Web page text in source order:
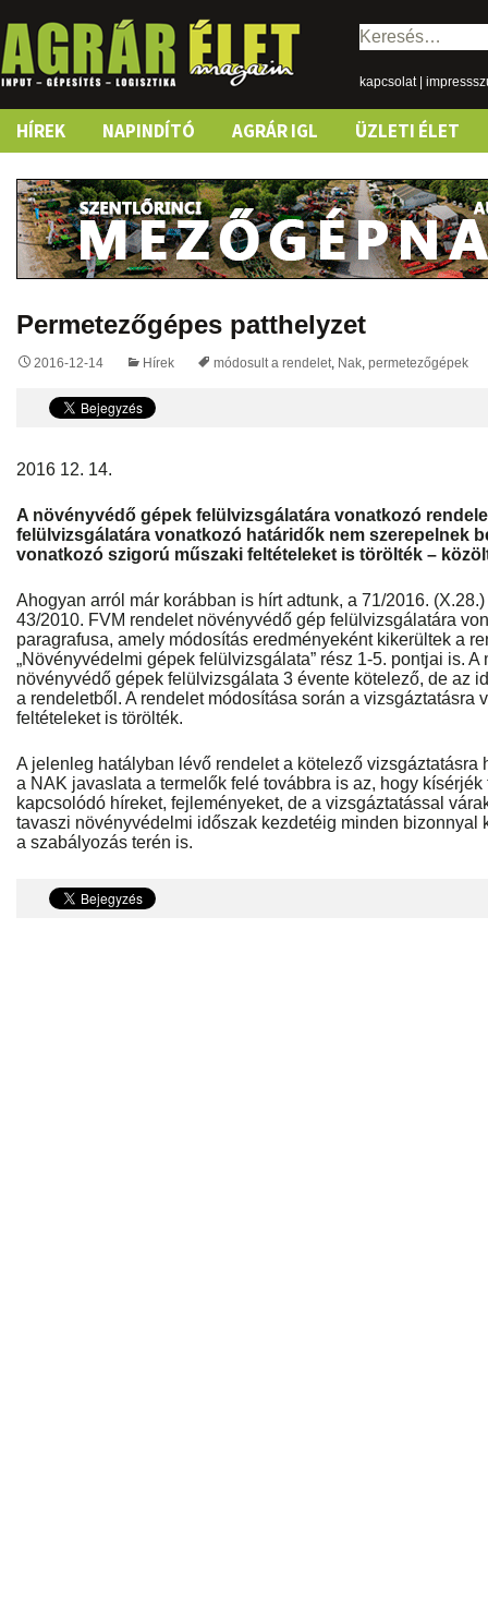
Keresés:
kapcsolat|
Skip
content
HÍREK NAPINDÍTÓ AGRÁR IGL ÜZLETI ÉLET
Permetezőgépes patthelyzet
2016-12-14 Hírek módosult a rendelet, Nak, permetezőgépek
2016 12. 14.
A növényvédő gépek felülvizsgálatára vonatkozó
felülvizsgálatára vonatkozó határidők nem szerepelnek
vonatkozó szigorú műszaki feltételeket is törölték –
Ahogyan arról már korábban is hírt adtunk, a 71/2016.
43/2010. FVM rendelet növényvédő gép felülvizsgálatára
paragrafusa, amely módosítás eredményeként kikerültek a
„Növényvédelmi gépek felülvizsgálata” rész 1-5. pontjai is.
növényvédő gépek felülvizsgálata 3 évente kötelező, de az
a rendeletből. A rendelet módosítása során a vizsgáztatásra
feltételeket is törölték.
A jelenleg hatályban lévő rendelet a kötelező vizsgáztatásra
a NAK javaslata a termelők felé továbbra is az, hogy
kapcsolódó híreket, fejleményeket, de a vizsgáztatással
tavaszi növényvédelmi időszak kezdetéig minden bizonnyal
a szabályozás terén is.